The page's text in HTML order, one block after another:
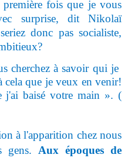
fois que je vous
surprise, dit Nikolaï
donc pas socialiste,
à savoir qui je
cela que je veux en venir!
j'ai baisé votre main ». (
à l'apparition chez nous
gens. Aux époques de